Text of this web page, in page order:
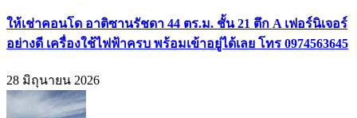
ให้เช่าคอนโด อาติซานรัชดา 44 ตร.ม. ชั้น 21 ตึก A เฟอร์นิเจอร์
อย่างดี เครื่องใช้ไฟฟ้าครบ พร้อมเข้าอยู่ได้เลย โทร 0974563645
28 มิถุนายน 2026